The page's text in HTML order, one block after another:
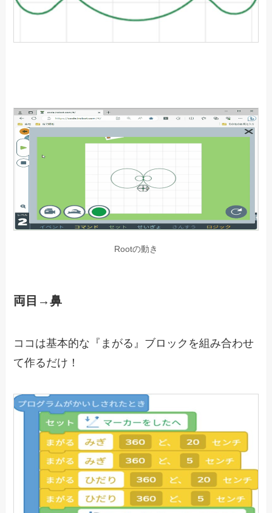
Rootの動き
両目→鼻
ココは基本的な『まがる』ブロックを組み合わせ
て作るだけ！